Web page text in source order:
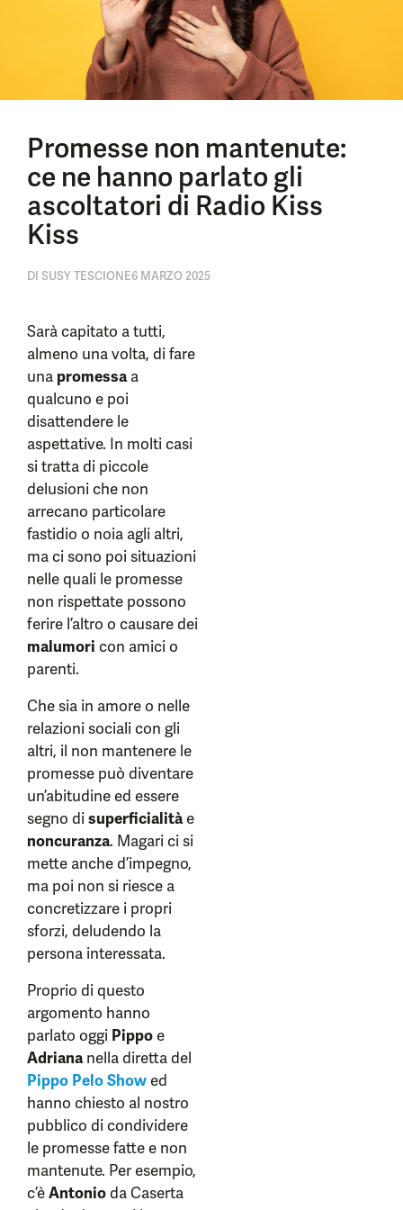
Promesse non mantenute:
ce ne hanno parlato gli
ascoltatori di Radio Kiss
Kiss
DI SUSY TESCIONE6 MARZO 2025
Sarà capitato a tutti,
almeno una volta, di fare
una promessaa
qualcuno e poi
disattendere le
aspettative. In molti casi
si tratta di piccole
delusioni che non
arrecano particolare
fastidio o noia agli altri,
ma ci sono poi situazioni
nelle quali le promesse
non rispettate possono
ferire l’altro o causare dei
malumori con amici o
parenti.
Che sia in amore o nelle
relazioni sociali con gli
altri, il non mantenere le
promesse può diventare
un’abitudine ed essere
segno disuperficialitàe
noncuranza. Magari ci si
mette anche d’impegno,
ma poi non si riesce a
concretizzare i propri
sforzi, deludendo la
persona interessata.
Proprio di questo
argomento hanno
parlato oggi Pippoe
Adriananella diretta del
Pippo Pelo Showed
hanno chiesto al nostro
pubblico di condividere
le promesse fatte e non
mantenute. Per esempio,
c’èAntonioda Caserta